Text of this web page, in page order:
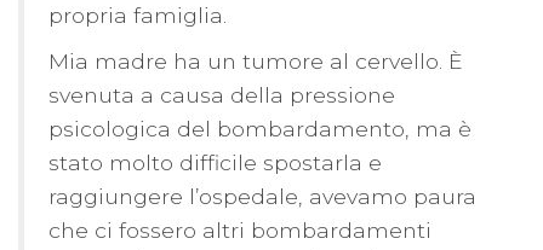
propria famiglia.
Mia madre ha un tumore al cervello. È
svenuta a causa della pressione
psicologica del bombardamento, ma è
stato molto difficile spostarla e
raggiungere l’ospedale, avevamo paura
che ci fossero altri bombardamenti